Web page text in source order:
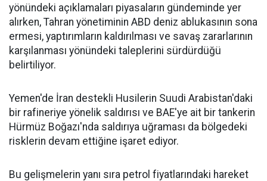
yönündeki açıklamaları piyasaların gündeminde yer
alırken, Tahran yönetiminin ABD deniz ablukasının sona
ermesi, yaptırımların kaldırılması ve savaş zararlarının
karşılanması yönündeki taleplerini sürdürdüğü
belirtiliyor.
Yemen'de İran destekli Husilerin Suudi Arabistan'daki
bir rafineriye yönelik saldırısı ve BAE'ye ait bir tankerin
Hürmüz Boğazı'nda saldırıya uğraması da bölgedeki
risklerin devam ettiğine işaret ediyor.
Bu gelişmelerin yanı sıra petrol fiyatlarındaki hareket